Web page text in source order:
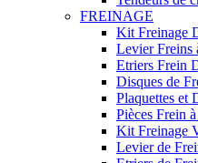
FREINAGE
Kit Freinage
Levier Freins
Etriers Frein
Disques de
Plaquettes et
Pièces Frein
Kit Freinage
Levier de